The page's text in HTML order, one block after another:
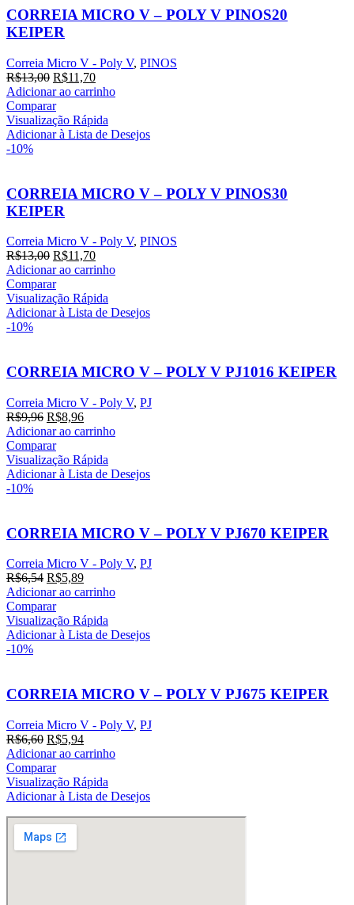
CORREIA MICRO V – POLY V PINOS20
KEIPER
Correia Micro V - Poly V, PINOS
R$13,00 O
preço
original
era:
R$13,00.
R$11,70O
preço
é:
R$11,70.
Adicionar ao carrinho
Comparar
Visualização Rápida
Adicionar à Lista de Desejos
-10%
CORREIA MICRO V – POLY V PINOS30
KEIPER
Correia Micro V - Poly V, PINOS
R$13,00 O
preço
original
era:
R$13,00.
R$11,70O
preço
é:
R$11,70.
Adicionar ao carrinho
Comparar
Visualização Rápida
Adicionar à Lista de Desejos
-10%
CORREIA MICRO V – POLY V PJ1016 KEIPER
Correia Micro V - Poly V, PJ
R$9,96 O
preço
original
era:
R$9,96.
R$8,96O
preço
é:
R$8,96.
Adicionar ao carrinho
Comparar
Visualização Rápida
Adicionar à Lista de Desejos
-10%
CORREIA MICRO V – POLY V PJ670 KEIPER
Correia Micro V - Poly V, PJ
R$6,54 O
preço
original
era:
R$6,54.
R$5,89O
preço
é:
R$5,89.
Adicionar ao carrinho
Comparar
Visualização Rápida
Adicionar à Lista de Desejos
-10%
CORREIA MICRO V – POLY V PJ675 KEIPER
Correia Micro V - Poly V, PJ
R$6,60 O
preço
original
era:
R$6,60.
R$5,94O
preço
é:
R$5,94.
Adicionar ao carrinho
Comparar
Visualização Rápida
Adicionar à Lista de Desejos